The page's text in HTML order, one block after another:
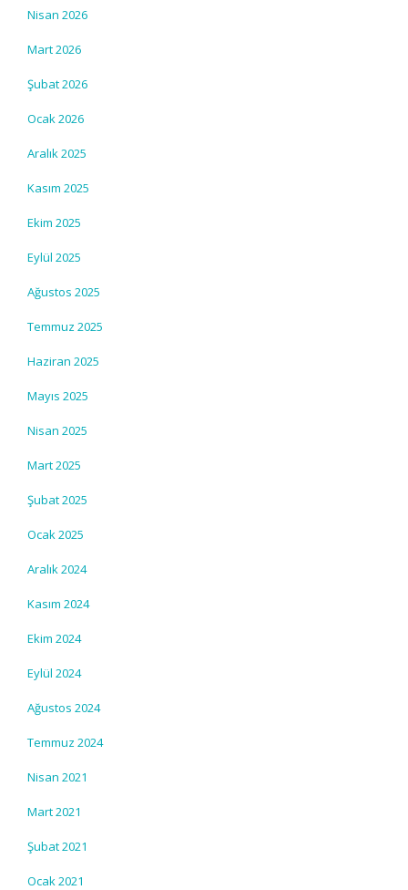
Nisan 2026
Mart 2026
Şubat 2026
Ocak 2026
Aralık 2025
Kasım 2025
Ekim 2025
Eylül 2025
Ağustos 2025
Temmuz 2025
Haziran 2025
Mayıs 2025
Nisan 2025
Mart 2025
Şubat 2025
Ocak 2025
Aralık 2024
Kasım 2024
Ekim 2024
Eylül 2024
Ağustos 2024
Temmuz 2024
Nisan 2021
Mart 2021
Şubat 2021
Ocak 2021